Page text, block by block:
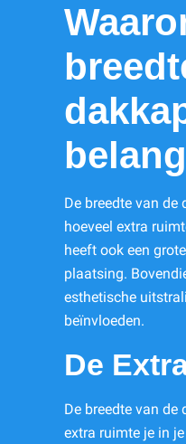
De breedte van de
hoeveel extra
heeft ook een
plaatsing.
esthetische
beïnvloeden.
De
De breedte van de
extra ruimte je in